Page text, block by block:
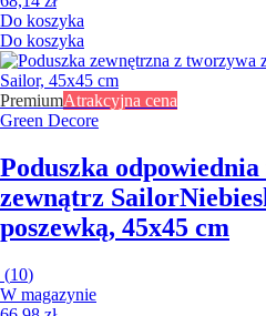
Do koszyka
Do koszyka
PremiumAtrakcyjna cena
Green Decore
Poduszka odpowiednia
zewnątrz Sailor
poszewką, 45x45 cm
(10)
W magazynie